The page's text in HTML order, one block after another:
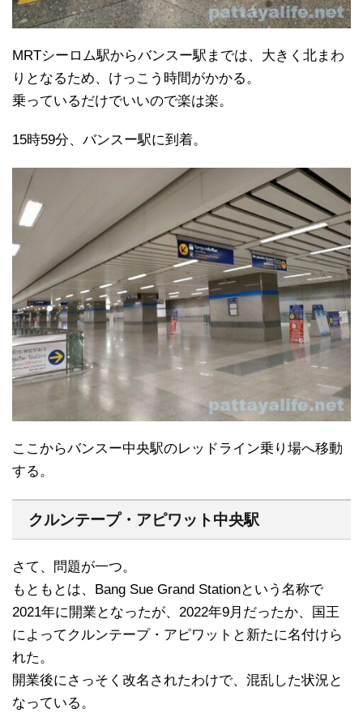
MRTシーロム駅からバンスー駅までは、大きく北まわ
りとなるため、けっこう時間がかかる。
乗っているだけでいいので楽は楽。
15時59分、バンスー駅に到着。
ここからバンスー中央駅のレッドライン乗り場へ移動
する。
クルンテープ・アピワット中央駅
さて、問題が一つ。
もともとは、Bang Sue Grand Stationという名称で
2021年に開業となったが、2022年9月だったか、国王
によってクルンテープ・アピワットと新たに名付けら
れた。
開業後にさっそく改名されたわけで、混乱した状況と
なっている。